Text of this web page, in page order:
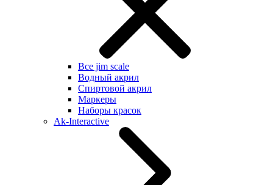
Все jim scale
Водный акрил
Спиртовой акрил
Маркеры
Наборы красок
Ak-Interactive